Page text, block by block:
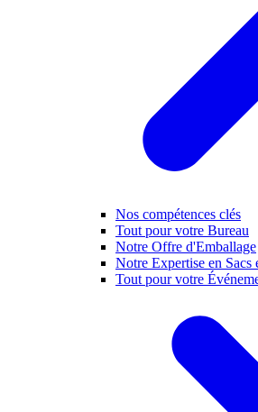
Nos compétences clés
Tout pour votre Bureau
Notre Offre d'Emballage
Notre Expertise en Sacs
Tout pour votre